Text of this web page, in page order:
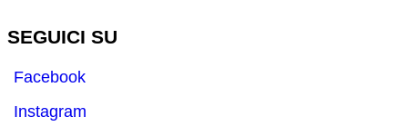
SEGUICI SU
Facebook
Instagram